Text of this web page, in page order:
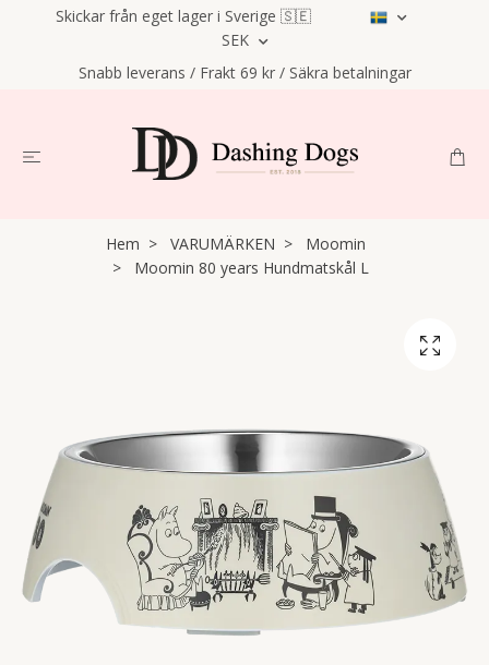
Skickar från eget lager i Sverige 🇸🇪
SEK
Snabb leverans / Frakt 69 kr / Säkra betalningar
Hem VARUMÄRKEN
Moomin
Moomin 80 years Hundmatskål L